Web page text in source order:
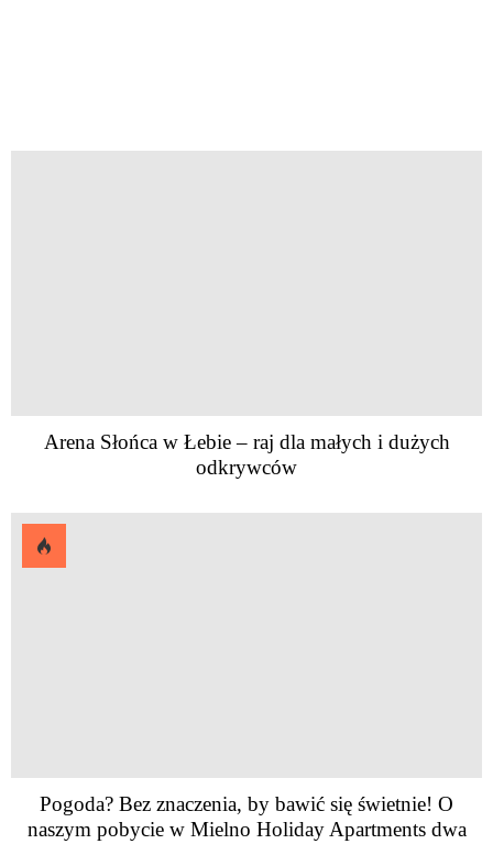
Arena Słońca w Łebie – raj dla małych i dużych
odkrywców
Pogoda? Bez znaczenia, by bawić się świetnie! O
naszym pobycie w Mielno Holiday Apartments dwa